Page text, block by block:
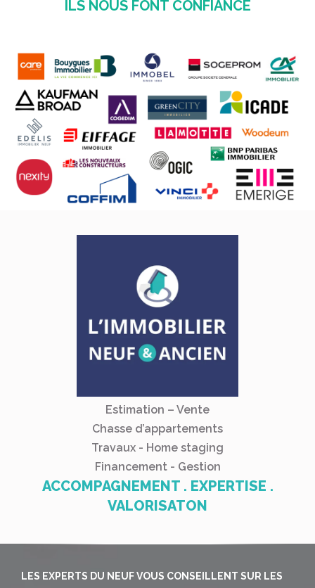
ILS NOUS FONT CONFIANCE
Estimation – Vente
Chasse d’appartements
Travaux - Home staging
Financement - Gestion
ACCOMPAGNEMENT . EXPERTISE .
VALORISATON
LES EXPERTS DU NEUF VOUS CONSEILLENT SUR LES